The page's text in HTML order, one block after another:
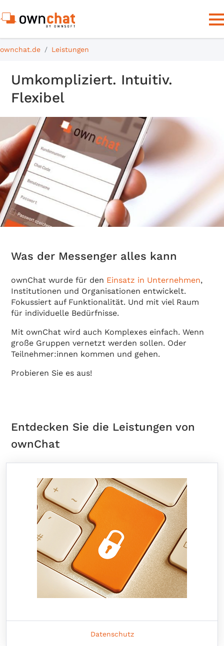
ownchat.de Leistungen
Umkompliziert. Intuitiv.
Flexibel
Was der Messenger alles kann
ownChat wurde für den Einsatz in Unternehmen,
Institutionen und Organisationen entwickelt.
Fokussiert auf Funktionalität. Und mit viel Raum
für individuelle Bedürfnisse.
Mit ownChat wird auch Komplexes einfach. Wenn
große Gruppen vernetzt werden sollen. Oder
Teilnehmer:innen kommen und gehen.
Probieren Sie es aus!
Entdecken Sie die Leistungen von
ownChat
Datenschutz